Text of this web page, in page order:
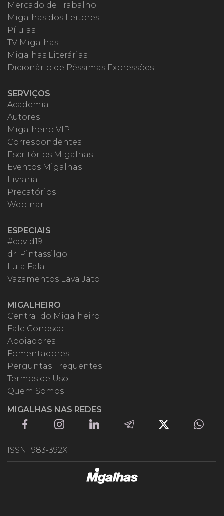
Mercado de Trabalho
Migalhas dos Leitores
Pílulas
TV Migalhas
Migalhas Literárias
Dicionário de Péssimas Expressões
SERVIÇOS
Academia
Autores
Migalheiro VIP
Correspondentes
Escritórios Migalhas
Eventos Migalhas
Livraria
Precatórios
Webinar
ESPECIAIS
#covid19
dr. Pintassilgo
Lula Fala
Vazamentos Lava Jato
MIGALHEIRO
Central do Migalheiro
Fale Conosco
Apoiadores
Fomentadores
Perguntas Frequentes
Termos de Uso
Quem Somos
MIGALHAS NAS REDES
ISSN 1983-392X